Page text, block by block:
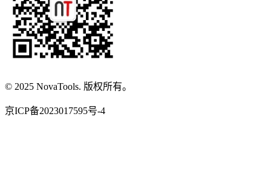
© 2025 NovaTools. 版权所有。
京ICP备2023017595号-4